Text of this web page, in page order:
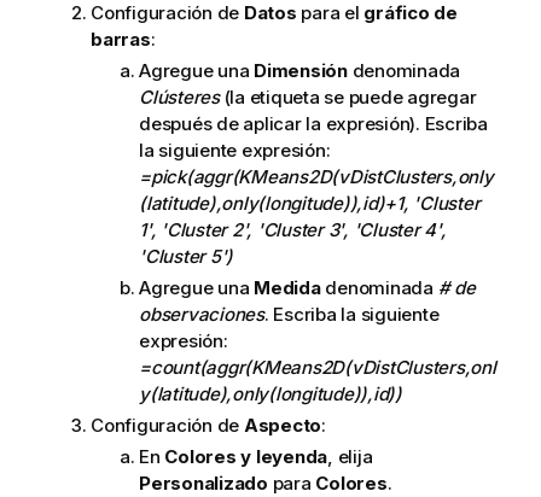
Configuración de Datos para el gráfico de
barras:
Agregue una Dimensióndenominada
Clústeres(la etiqueta se puede agregar
después de aplicar la expresión). Escriba
la siguiente expresión:
=pick(aggr(KMeans2D(vDistClusters,only
(latitude),only(longitude)),id)+1, 'Cluster
1', 'Cluster 2', 'Cluster 3', 'Cluster 4',
'Cluster 5')
Agregue una Medidadenominada # de
observaciones. Escriba la siguiente
expresión:
=count(aggr(KMeans2D(vDistClusters,onl
y(latitude),only(longitude)),id))
Configuración de Aspecto:
En Colores y leyenda, elija
Personalizado para Colores.